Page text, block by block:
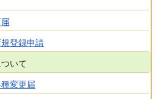
登録申請
いて
変更届